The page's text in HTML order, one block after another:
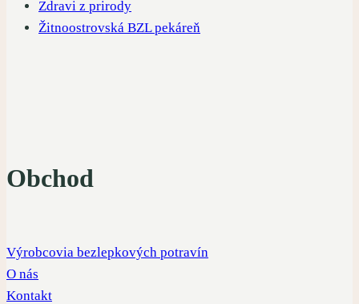
Zdravi z prirody
Žitnoostrovská BZL pekáreň
Obchod
Výrobcovia bezlepkových potravín
O nás
Kontakt